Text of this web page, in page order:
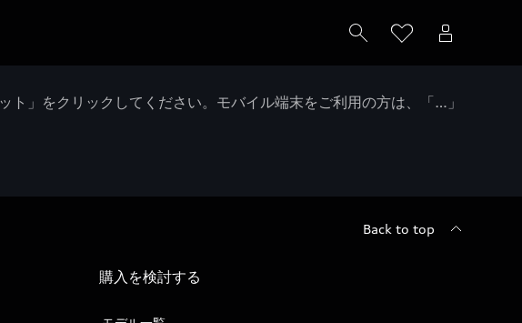
」をクリックしてください。モバイル端末をご利用の方は、「…」
Back to top
購入を検討する